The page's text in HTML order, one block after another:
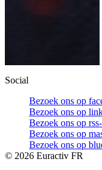
Social
Bezoek ons op
Bezoek ons op
Bezoek ons op
Bezoek ons op
Bezoek ons op
© 2026 Euractiv FR